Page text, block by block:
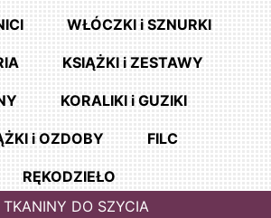
WŁÓCZKI i SZNURKI
KSIĄŻKI i ZESTAWY
KORALIKI i GUZIKI
i OZDOBY FILC
RĘKODZIEŁO
TKANINY DO SZYCIA